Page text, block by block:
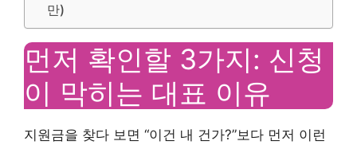
만)
먼저 확인할 3가지: 신청
이 막히는 대표 이유
지원금을 찾다 보면 “이건 내 건가?”보다 먼저 이런